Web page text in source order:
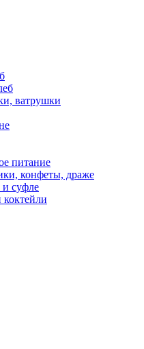
ватрушки
питание
конфеты, драже
и суфле